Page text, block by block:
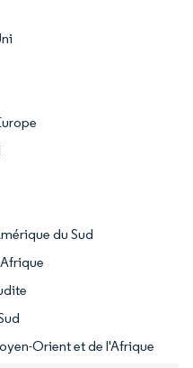
du Sud
Orient et de l'Afrique